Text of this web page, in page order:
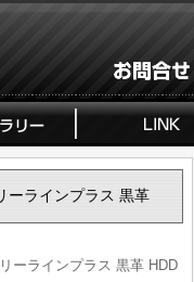
ーラインプラス 黒革
ーラインプラス 黒革 HDD